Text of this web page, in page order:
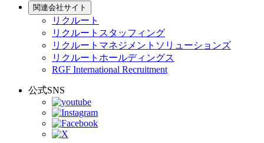
関連会社サイト
リクルート
リクルートスタッフィング
リクルートマネジメントソリューションズ
リクルートホールディングス
RGF International Recruitment
公式SNS